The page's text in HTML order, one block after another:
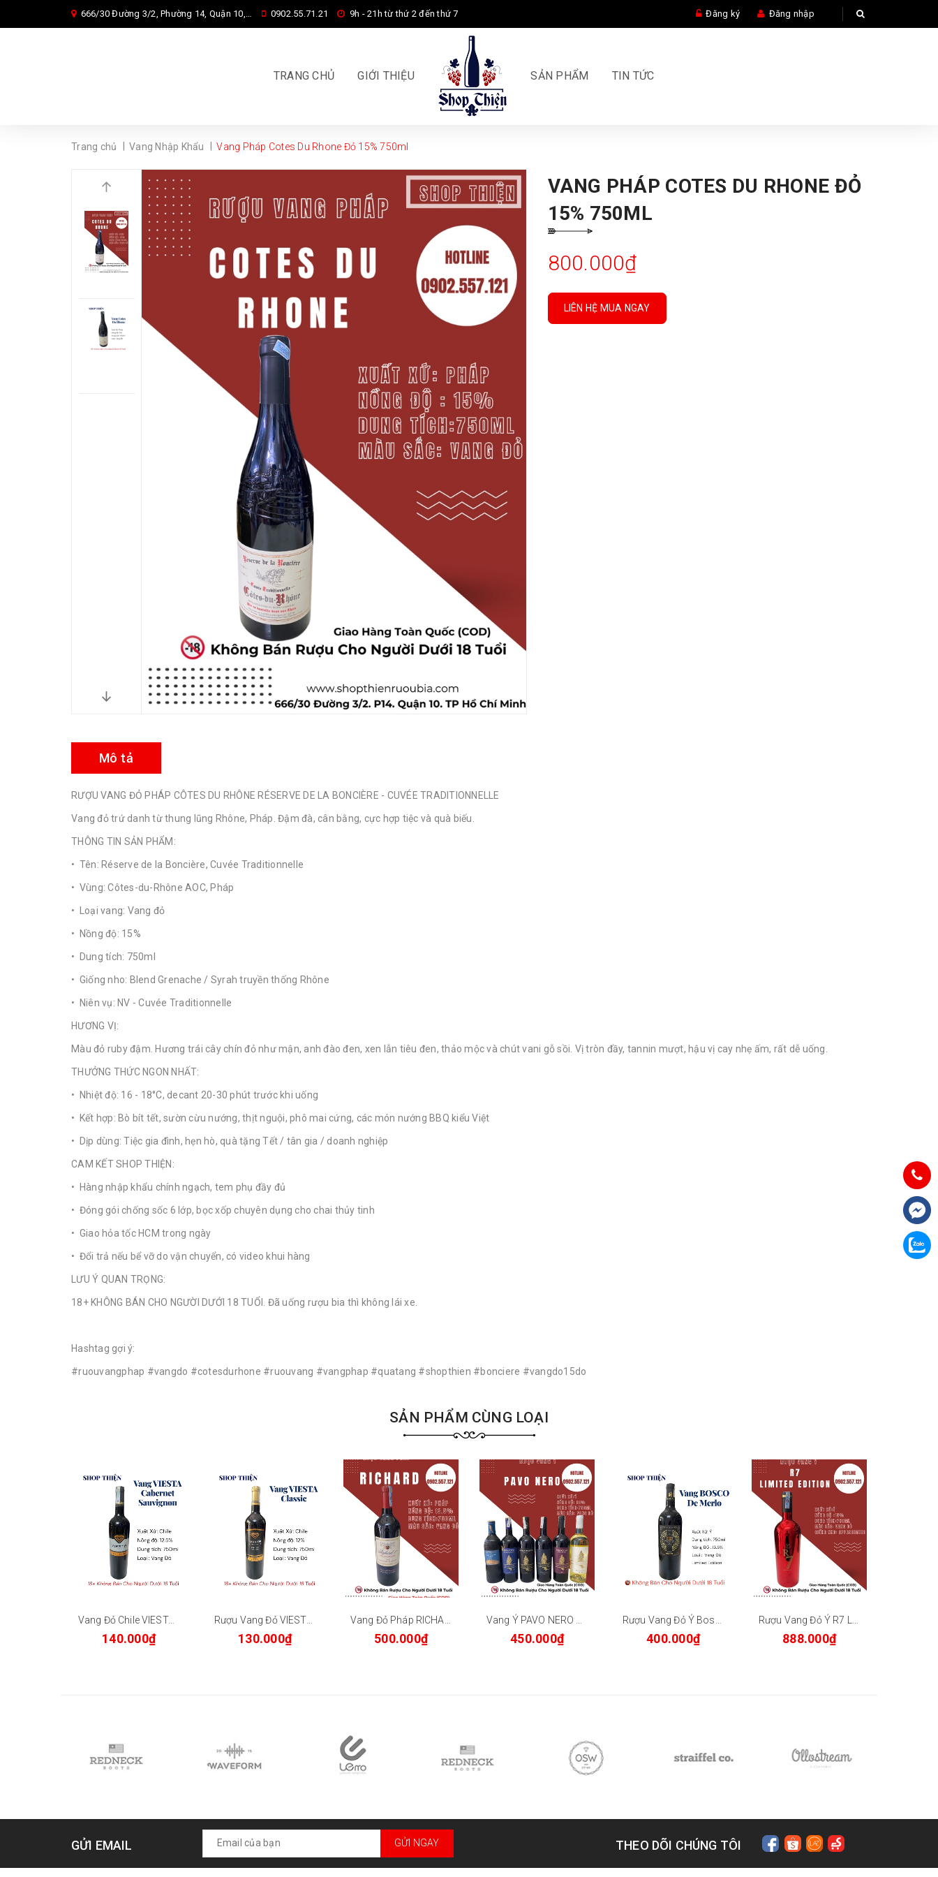
666/30 Đường 3/2, Phường 14, Quận 10, Tp. HCM 0902.55.71.21 9h - 21h từ thứ 2 đến thứ 7 Đăng ký Đăng nhập
TRANG CHỦ GIỚI THIỆU SẢN PHẨM TIN TỨC
Trang chủ Vang Nhập Khẩu Vang Pháp Cotes Du Rhone Đỏ 15% 750ml
VANG PHÁP COTES DU RHONE ĐỎ
15% 750ML
800.000₫
LIÊN HỆ MUA NGAY
Mô tả
RƯỢU VANG ĐỎ PHÁP CÔTES DU RHÔNE RÉSERVE DE LA BONCIÈRE - CUVÉE TRADITIONNELLE
Vang đỏ trứ danh từ thung lũng Rhône, Pháp. Đậm đà, cân bằng, cực hợp tiệc và quà biếu.
THÔNG TIN SẢN PHẨM:
• Tên: Réserve de la Boncière, Cuvée Traditionnelle
• Vùng: Côtes-du-Rhône AOC, Pháp
• Loại vang: Vang đỏ
• Nồng độ: 15%
• Dung tích: 750ml
• Giống nho: Blend Grenache / Syrah truyền thống Rhône
• Niên vụ: NV - Cuvée Traditionnelle
HƯƠNG VỊ:
Màu đỏ ruby đậm. Hương trái cây chín đỏ như mận, anh đào đen, xen lẫn tiêu đen, thảo mộc và chút vani gỗ sồi. Vị tròn đầy, tannin mượt, hậu vị cay nhẹ ấm, rất dễ uống.
THƯỞNG THỨC NGON NHẤT:
• Nhiệt độ: 16 - 18°C, decant 20-30 phút trước khi uống
• Kết hợp: Bò bít tết, sườn cừu nướng, thịt nguội, phô mai cứng, các món nướng BBQ kiểu Việt
• Dịp dùng: Tiệc gia đình, hẹn hò, quà tặng Tết / tân gia / doanh nghiệp
CAM KẾT SHOP THIỆN:
• Hàng nhập khẩu chính ngạch, tem phụ đầy đủ
• Đóng gói chống sốc 6 lớp, bọc xốp chuyên dụng cho chai thủy tinh
• Giao hỏa tốc HCM trong ngày
• Đổi trả nếu bể vỡ do vận chuyển, có video khui hàng
LƯU Ý QUAN TRỌNG:
18+ KHÔNG BÁN CHO NGƯỜI DƯỚI 18 TUỔI. Đã uống rượu bia thì không lái xe.
Hashtag gợi ý:
#ruouvangphap #vangdo #cotesdurhone #ruouvang #vangphap #quatang #shopthien #bonciere #vangdo15do
SẢN PHẨM CÙNG LOẠI
Vang Đỏ Chile VIESTA Cabernet Sauvignon 12.5% 750ml
140.000₫
Rượu Vang Đỏ VIESTA Classic Chile 750ml 12% - Vang Nhập Khẩu Central Valley
130.000₫ 500.000₫ 450.000₫ 400.000₫ 888.000₫
GỬI EMAIL GỬI NGAY THEO DÕI CHÚNG TÔI